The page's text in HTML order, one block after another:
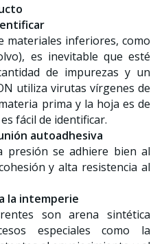
materiales inferiores, como
es inevitable que esté
de impurezas y un
utiliza virutas vírgenes de
prima y la hoja es de
fácil de identificar.
autoadhesiva
presión se adhiere bien al
y alta resistencia al
a la intemperie
son arena sintética
especiales como la